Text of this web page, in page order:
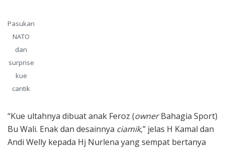
Pasukan
NATO
dan
surprise
kue
cantik
“Kue ultahnya dibuat anak Feroz (ownerBahagia Sport)
Bu Wali. Enak dan desainnya ciamik,” jelas H Kamal dan
Andi Welly kepada Hj Nurlena yang sempat bertanya